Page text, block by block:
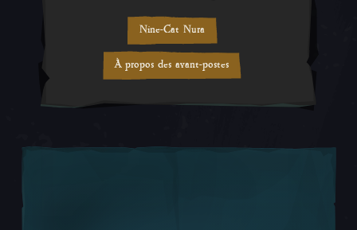
Nine-Cat Nura
À propos des avant-postes